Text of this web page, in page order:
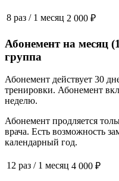
8 раз / 1 месяц 2 000 ₽
Абонемент на месяц
группа
Абонемент действует 30
тренировки. Абонемент
неделю.
Абонемент продляется
врача. Есть возможность
календарный год.
12 раз / 1 месяц 4 000 ₽